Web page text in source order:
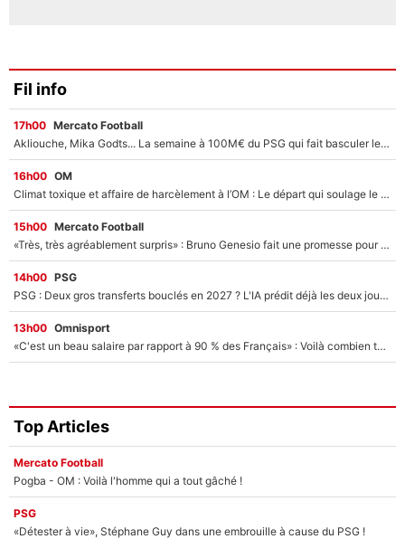
Fil info
17h00 Mercato Football
Akliouche, Mika Godts... La semaine à 100M€ du PSG qui fait basculer le mercato du PSG !
16h00 OM
Climat toxique et affaire de harcèlement à l’OM : Le départ qui soulage le vestiaire de Bruno Genesio
15h00 Mercato Football
«Très, très agréablement surpris» : Bruno Genesio fait une promesse pour la suite du mercato de l’OM et rassure les supporters
14h00 PSG
PSG : Deux gros transferts bouclés en 2027 ? L'IA prédit déjà les deux joueurs qui pourraient rejoindre Luis Enrique !
13h00 Omnisport
«C'est un beau salaire par rapport à 90 % des Français» : Voilà combien touchait Nelson Monfort sur France Télévisions avant de rejoindre CNews
Top Articles
Mercato Football
Pogba - OM : Voilà l'homme qui a tout gâché !
PSG
«Détester à vie», Stéphane Guy dans une embrouille à cause du PSG !